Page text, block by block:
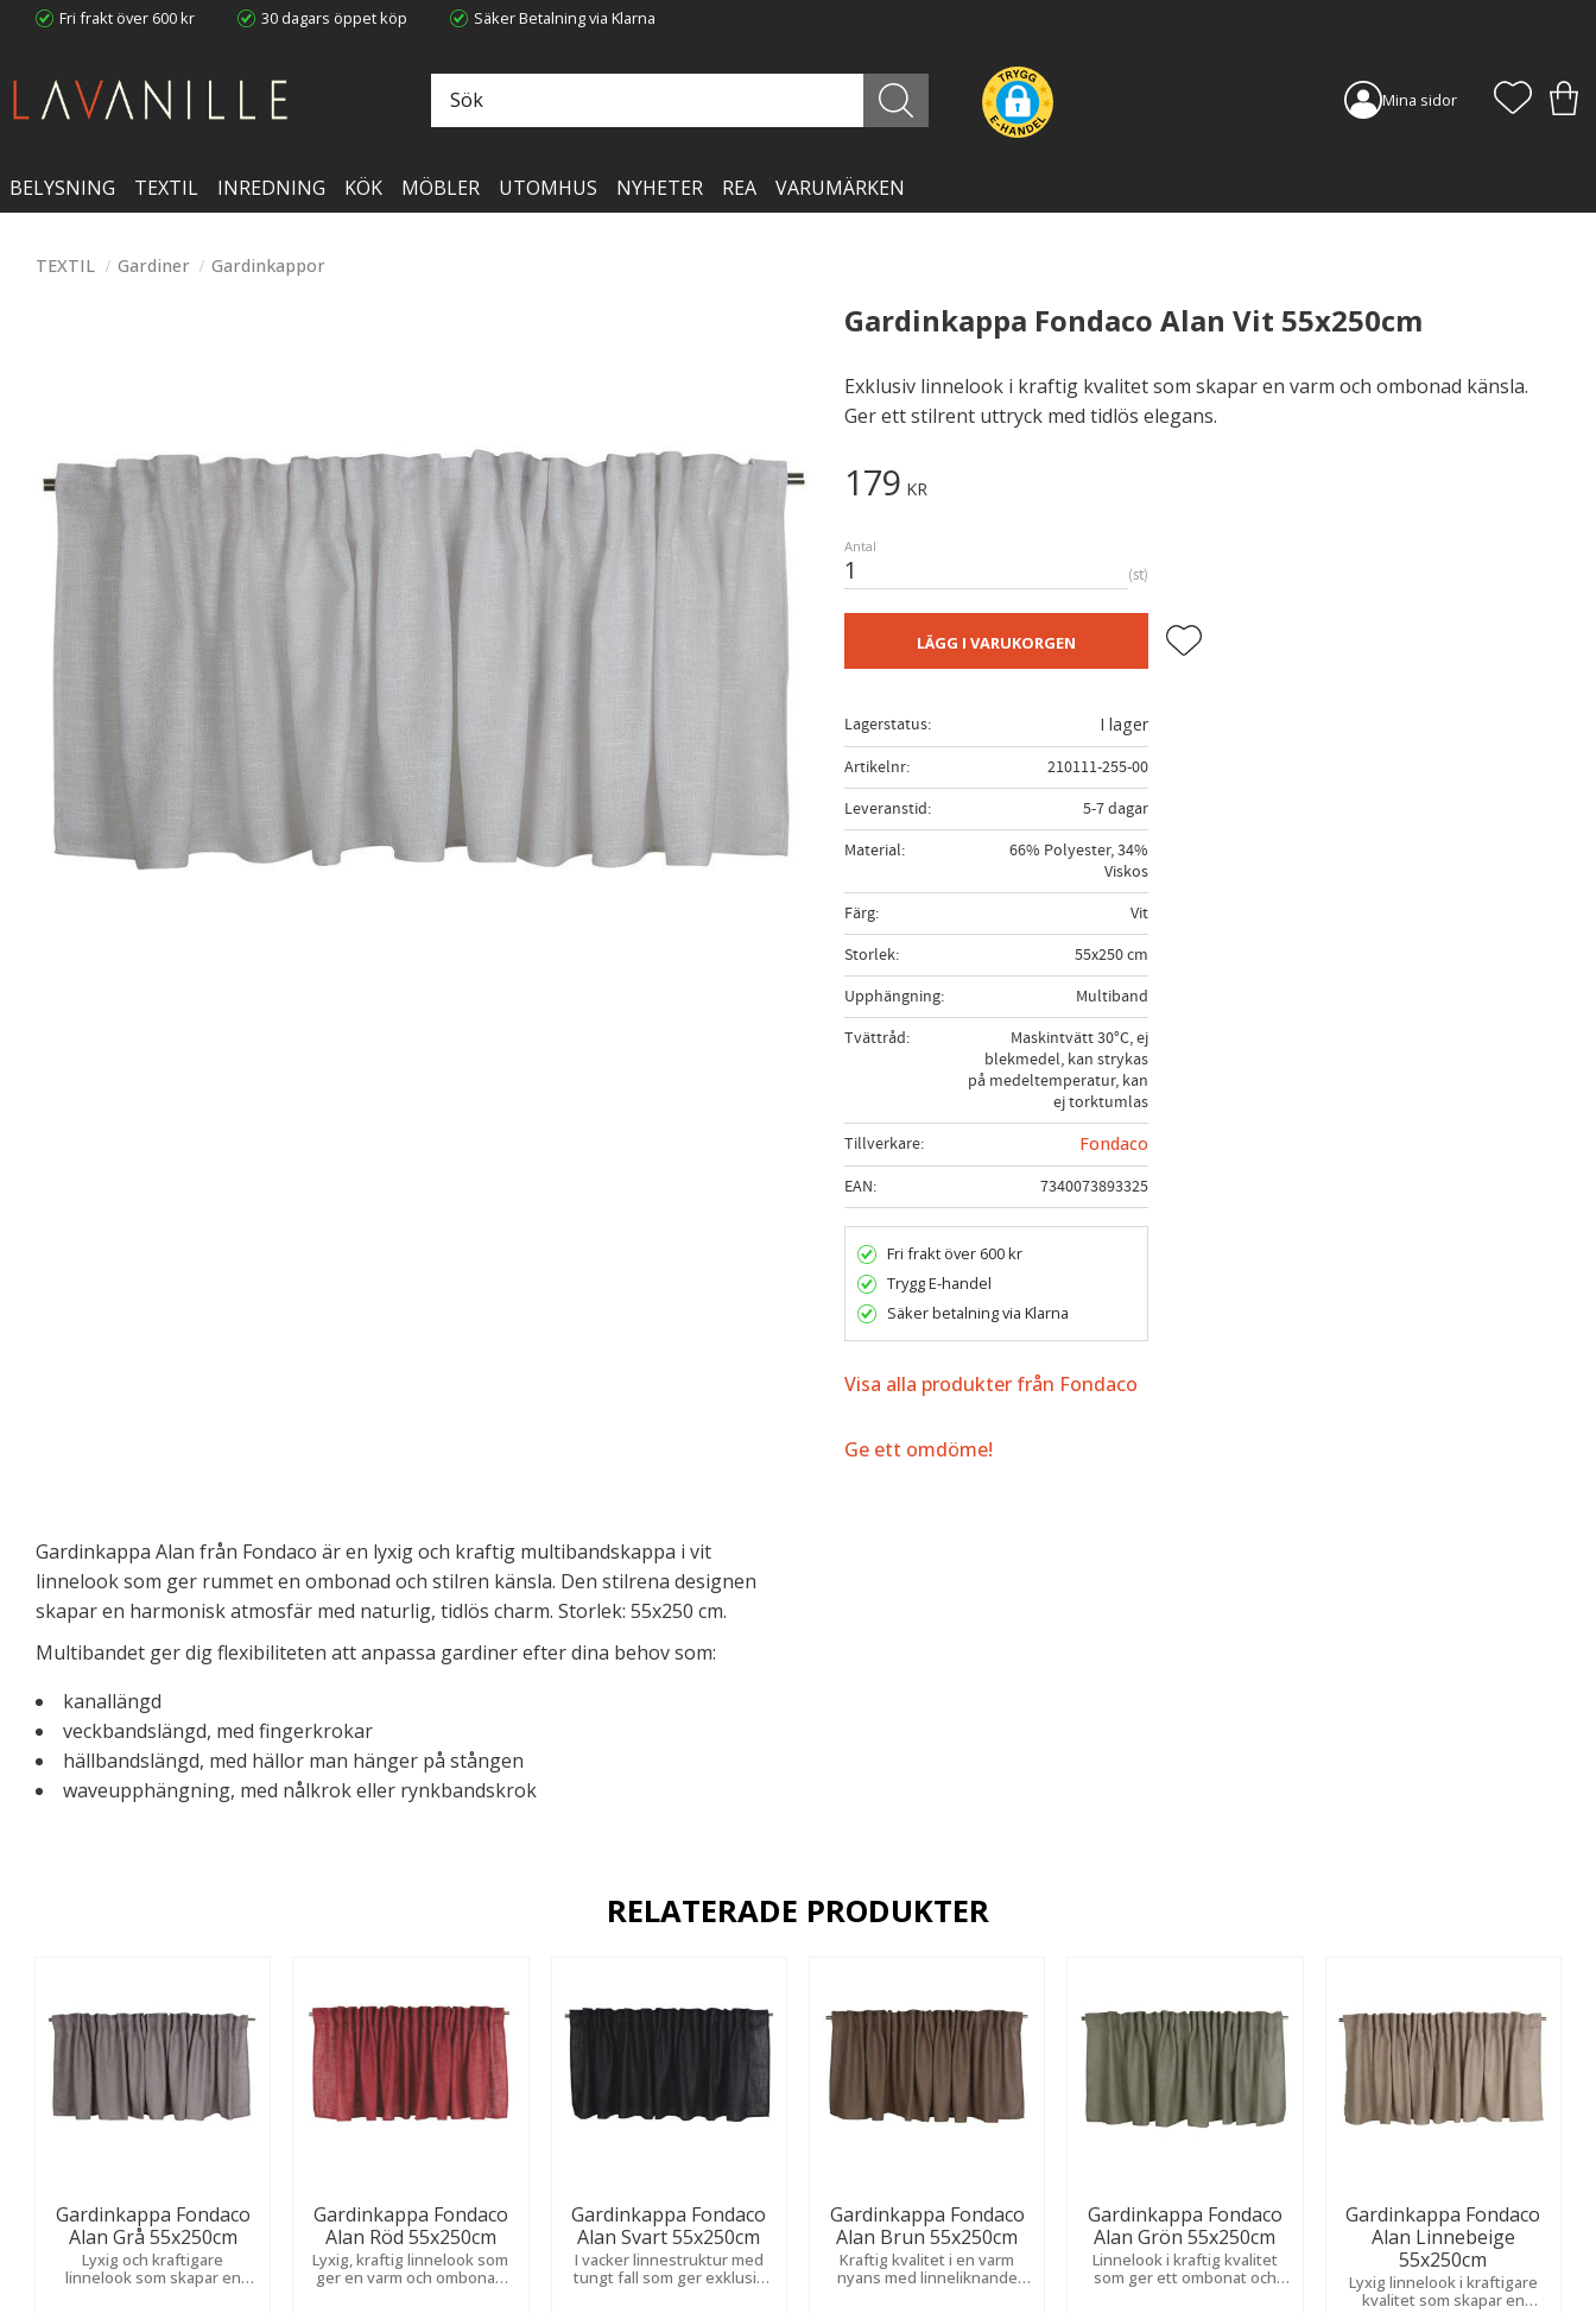
Fri frakt över 600 kr 30 dagars öppet köp Säker Betalning via Klarna
Mina sidor
BELYSNING TEXTIL INREDNING KÖK MÖBLER UTOMHUS NYHETER REA VARUMÄRKEN
TEXTIL Gardiner Gardinkappor
Gardinkappa Fondaco Alan Vit 55x250cm
Exklusiv linnelook i kraftig kvalitet som skapar en varm och ombonad känsla.
Ger ett stilrent uttryck med tidlös elegans.
179 KR
Antal
st
LÄGG I VARUKORGEN Lägg till i favoriter
Lagerstatus
I lager
Artikelnr
210111-255-00
Leveranstid
5-7 dagar
Material
66% Polyester, 34%
Viskos
Färg
Vit
Storlek
55x250 cm
Upphängning
Multiband
Tvättråd
Maskintvätt 30°C, ej
blekmedel, kan strykas
på medeltemperatur, kan
ej torktumlas
Tillverkare
Fondaco
EAN
7340073893325
Fri frakt över 600 kr
Trygg E-handel
Säker betalning via Klarna
Visa alla produkter från Fondaco
Ge ett omdöme!
Gardinkappa Alan från Fondaco är en lyxig och kraftig multibandskappa i vit
linnelook som ger rummet en ombonad och stilren känsla. Den stilrena designen
skapar en harmonisk atmosfär med naturlig, tidlös charm. Storlek: 55x250 cm.
Multibandet ger dig flexibiliteten att anpassa gardiner efter dina behov som:
kanallängd
veckbandslängd, med fingerkrokar
hällbandslängd, med hällor man hänger på stången
waveupphängning, med nålkrok eller rynkbandskrok
RELATERADE PRODUKTER
Gardinkappa Fondaco
Alan Grå 55x250cm
Lyxig och kraftigare
linnelook som skapar en
Gardinkappa Fondaco
Alan Röd 55x250cm
Lyxig, kraftig linnelook som
ger en varm och ombonad
Gardinkappa Fondaco
Alan Svart 55x250cm
I vacker linnestruktur med
tungt fall som ger exklusiv
Gardinkappa Fondaco
Alan Brun 55x250cm
Kraftig kvalitet i en varm
nyans med linneliknande
Gardinkappa Fondaco
Alan Grön 55x250cm
Linnelook i kraftig kvalitet
som ger ett ombonat och
Gardinkappa Fondaco
Alan Linnebeige
55x250cm
Lyxig linnelook i kraftigare
kvalitet som skapar en